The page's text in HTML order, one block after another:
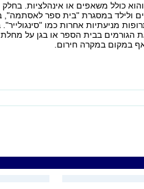
כולל משאפים או אינהלציות.
ולילד במסגרת "בית ספר לאסתמה",
מניעתיות אחרות כמו "סינגולייר".
הגורמים בבית הספר או בגן על
במקום במקרה חירום.